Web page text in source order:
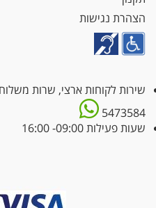
הצהרת נגישות
שירות לקוחות ארצי, שרות
5473584
שעות פעילות 09:00- 16:00